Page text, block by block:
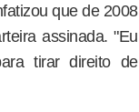
que de 2008
assinada. "Eu
tirar direito de